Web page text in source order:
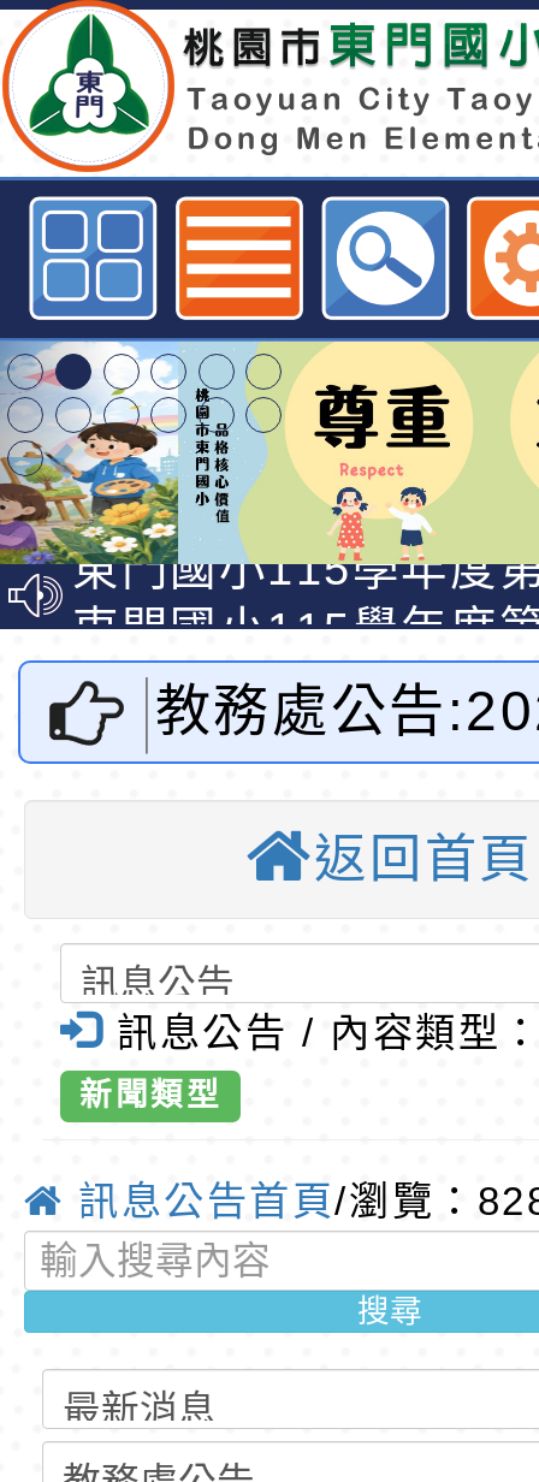
2021年第2次「國際越南語能力認
報名表-桃園市東門國小全球資訊網
桃園市116學年度國
資賦優異學生入學前
東門國小115學年度
梯特教代課教師甄選
公告(尚有缺額)
東門國小115學年度
梯特教代理教師甄選
公告(尚有缺額)
特殊教育學生及幼兒
明手冊(修訂版)與學
說明影片
轉知臺中市政府政風
光城市手牽手，綠能
走」動畫影片
本府115年70歲以上
員健康講座「吃得安
心」，請退休同仁踴
清華光罩教學專業論
動時代中的好老師：
教師韌性
轉環境部「淨零綠領
程」
轉農業部桃園區農業
「115年食農教育專
訓練課程」，歡迎已
錄取公告-桃園市桃
民小學115學年度「
桃園市116學年度國
梯特教代課教師甄選
公告(尚有缺額)
東門國小115學年度
梯特教代理教師甄選
公告(尚有缺額)
特殊教育學生及幼兒
明手冊(修訂版)與學
說明影片
轉知臺中市政府政風
光城市手牽手，綠能
走」動畫影片
本府115年70歲以上
員健康講座「吃得安
清華光罩教學專業論
教務處公告
2次「國際越
認證檢定」
名表-桃園市
全球資訊網-
返回首頁
訊息公告 / 內容類型
新聞類型
訊息公告首頁/瀏覽：
搜尋